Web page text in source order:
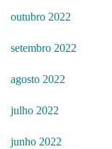
outubro 2022
setembro 2022
agosto 2022
julho 2022
junho 2022